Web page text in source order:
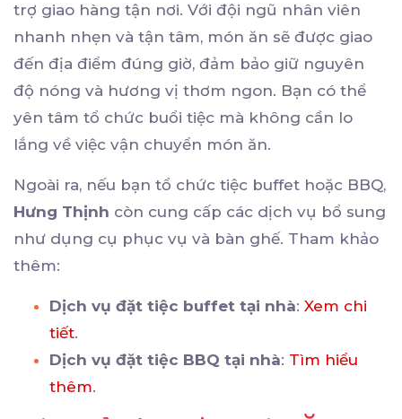
trợ giao hàng tận nơi. Với đội ngũ nhân viên
nhanh nhẹn và tận tâm, món ăn sẽ được giao
đến địa điểm đúng giờ, đảm bảo giữ nguyên
độ nóng và hương vị thơm ngon. Bạn có thể
yên tâm tổ chức buổi tiệc mà không cần lo
lắng về việc vận chuyển món ăn.
Ngoài ra, nếu bạn tổ chức tiệc buffet hoặc BBQ,
Hưng Thịnh còn cung cấp các dịch vụ bổ sung
như dụng cụ phục vụ và bàn ghế. Tham khảo
thêm:
Dịch vụ đặt tiệc buffet tại nhà: Xem chi
tiết.
Dịch vụ đặt tiệc BBQ tại nhà: Tìm hiểu
thêm.